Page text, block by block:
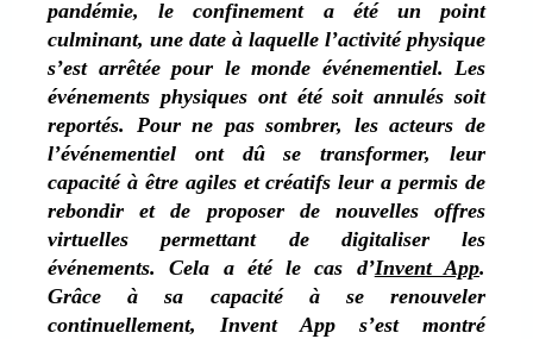
pandémie, le confinement a été un point
culminant, une date à laquelle l’activité physique
s’est arrêtée pour le monde événementiel. Les
événements physiques ont été soit annulés soit
reportés. Pour ne pas sombrer, les acteurs de
l’événementiel ont dû se transformer, leur
capacité à être agiles et créatifs leur a permis de
rebondir et de proposer de nouvelles offres
virtuelles permettant de digitaliser les
événements. Cela a été le cas d’Invent App.
Grâce à sa capacité à se renouveler
continuellement, Invent App s’est montré